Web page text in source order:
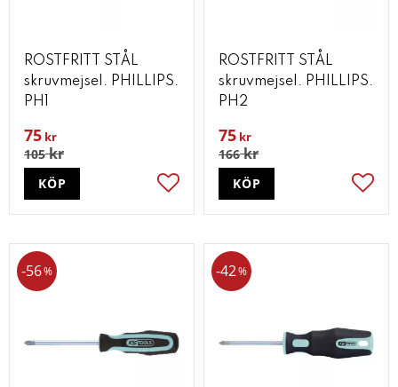
ROSTFRITT STÅL
skruvmejsel. PHILLIPS.
PH1
75 kr
105kr
Lägg till i favoriter
KÖP
ROSTFRITT STÅL
skruvmejsel. PHILLIPS.
PH2
75 kr
166kr
KÖP
56% 42%